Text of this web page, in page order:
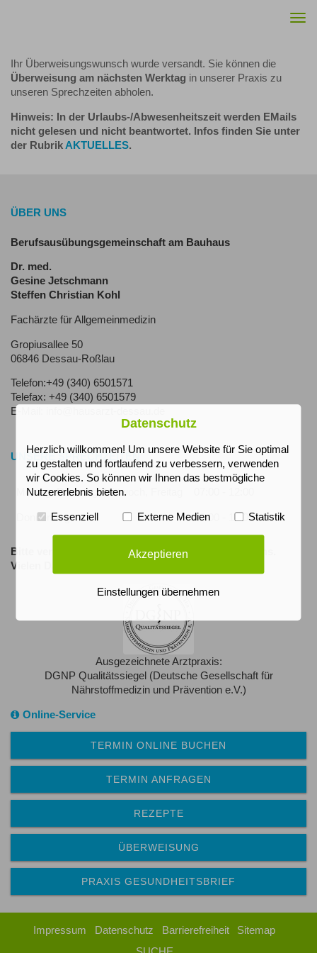
Ihr Überweisungswunsch wurde versandt. Sie können die
Überweisung am nächsten Werktag in unserer Praxis zu
unseren Sprechzeiten abholen.
Hinweis: In der Urlaubs-/Abwesenheitszeit werden EMails
nicht gelesen und nicht beantwortet. Infos finden Sie unter
der Rubrik AKTUELLES.
ÜBER UNS
Berufsausübungsgemeinschaft am Bauhaus
Dr. med.
Gesine Jetschmann
Steffen Christian Kohl
Fachärzte für Allgemeinmedizin
Gropiusallee 50
06846 Dessau-Roßlau
Telefon:+49 (340) 6501571
Telefax: +49 (340) 6501579
E-Mail: info@hausarzt-dessau.de
UNSERE SPRECHZEITEN
Montag, Dienstag, Mittwoch, Freitag
Donnerstag 13:00 - 18:00
Bitte vereinbaren Sie rechtzeitig Ihre Termine mit uns.
Vielen Dank!
Ausgezeichnete Arztpraxis:
DGNP Qualitätssiegel (Deutsche Gesellschaft für
Nährstoffmedizin und Prävention e.V.)
Online-Service
TERMIN ONLINE BUCHEN
TERMIN ANFRAGEN
REZEPTE
ÜBERWEISUNG
PRAXIS GESUNDHEITSBRIEF
Impressum Datenschutz Barrierefreiheit
Sitemap
Datenschutz
Herzlich willkommen! Um unsere Website für Sie optimal
zu gestalten und fortlaufend zu verbessern, verwenden
wir Cookies. So können wir Ihnen das bestmögliche
Nutzererlebnis bieten.
Essenziell Externe Medien Statistik
Akzeptieren
Einstellungen übernehmen